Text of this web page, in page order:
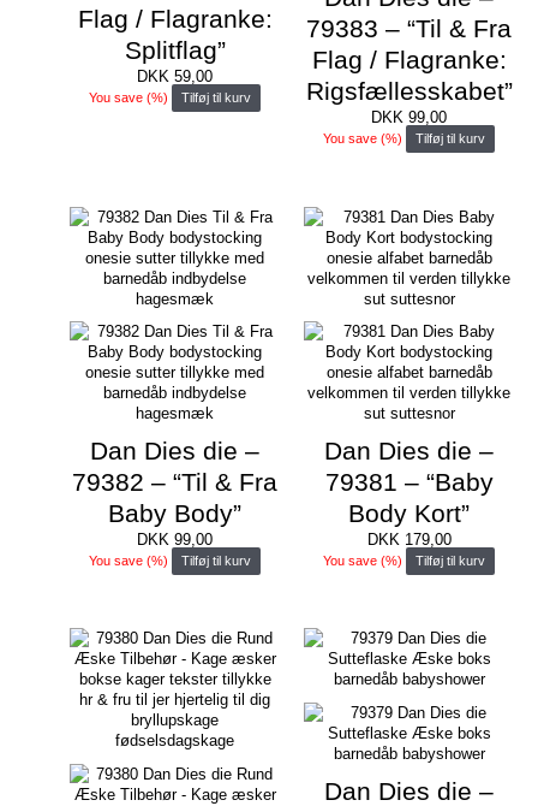
Flag / Flagranke:
Splitflag”
DKK 59,00
You save(%) Tilføj til kurv
79383 – “Til & Fra
Flag / Flagranke:
Rigsfællesskabet”
DKK 99,00
You save (%) Tilføj til kurv
Dan Dies die –
79382 – “Til & Fra
Baby Body”
DKK 99,00
You save(%) Tilføj til kurv
Dan Dies die –
79381 – “Baby
Body Kort”
DKK179,00
You save (%) Tilføj til kurv
Dan Dies die –